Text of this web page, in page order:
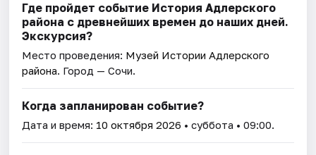
Где пройдет событие История Адлерского
района с древнейших времен до наших дней.
Экскурсия?
Место проведения: Музей Истории Адлерского
района. Город — Сочи.
Когда запланирован событие?
Дата и время: 10 октября 2026 • суббота • 09:00.